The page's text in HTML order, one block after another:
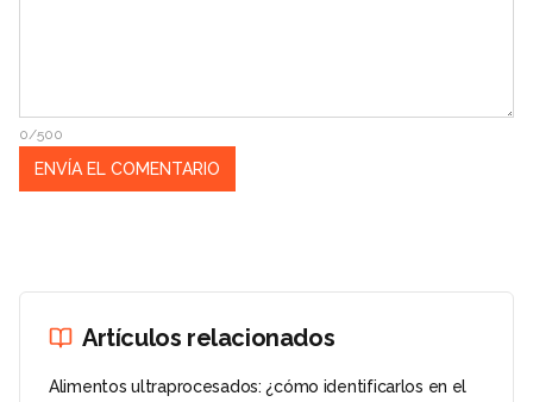
0/500
Artículos relacionados
Alimentos ultraprocesados: ¿cómo identificarlos en el